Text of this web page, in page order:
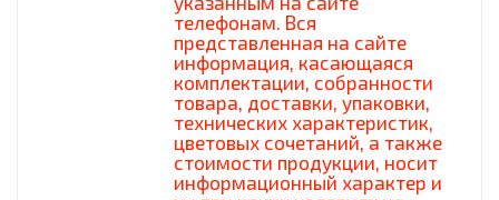
телефонам. Вся
представленная на сайте
информация, касающаяся
комплектации, собранности
товара, доставки, упаковки,
технических характеристик,
цветовых сочетаний, а также
стоимости продукции, носит
информационный характер и